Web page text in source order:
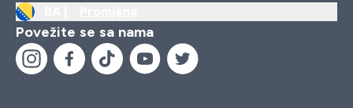
Povežite se sa nama